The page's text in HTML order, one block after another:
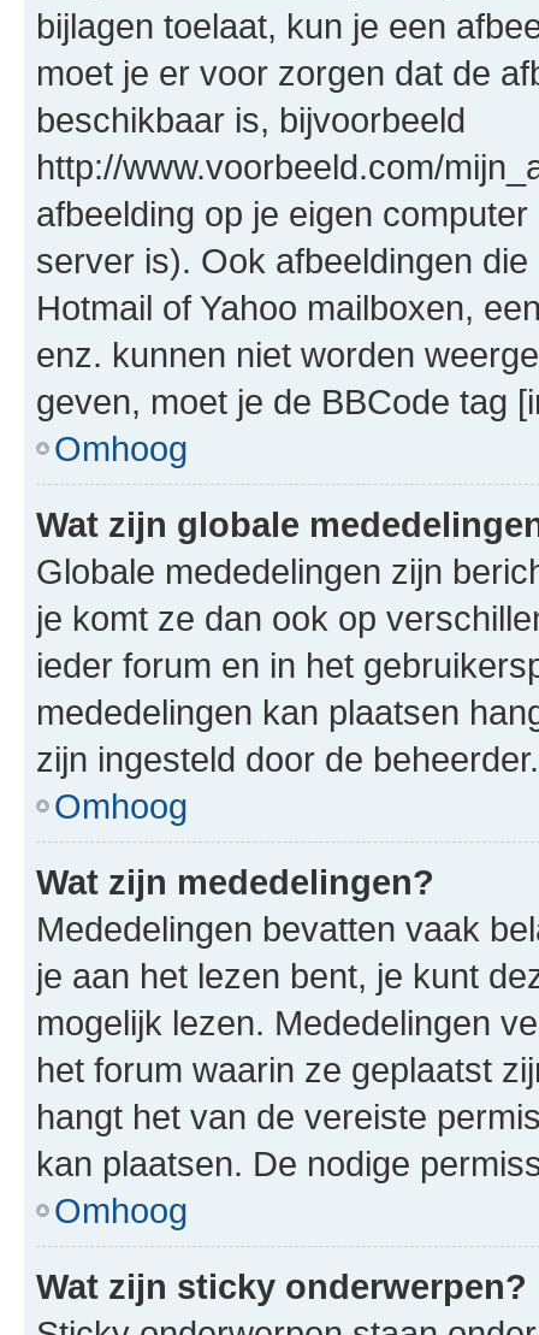
bijlagen toelaat, kun je een
moet je er voor zorgen dat de
beschikbaar is, bijvoorbeeld
http://www.voorbeeld.com/
afbeelding op je eigen
server is). Ook afbeeldingen
Hotmail of Yahoo mailboxen,
enz. kunnen niet worden
geven, moet je de BBCode tag
Omhoog
Wat zijn globale
Globale mededelingen zijn
je komt ze dan ook op
ieder forum en in het
mededelingen kan plaatsen
zijn ingesteld door de beheerder.
Omhoog
Wat zijn mededelingen?
Mededelingen bevatten vaak
je aan het lezen bent, je kunt
mogelijk lezen. Mededelingen
het forum waarin ze geplaatst
hangt het van de vereiste
kan plaatsen. De nodige
Omhoog
Wat zijn sticky onderwerpen?